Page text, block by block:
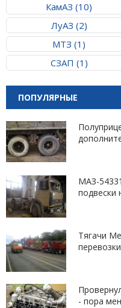
КамАЗ (10)
ЛуАЗ (2)
МТЗ (1)
СЗАП (1)
ПОПУЛЯРНЫЕ
МАЗ-
подвески
Тягачи
- пора